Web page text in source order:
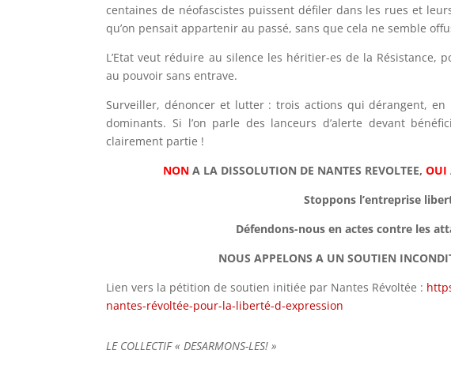
centaines de néofascistes puissent défilerdans les rueset
qu’on pensait appartenir au passé, sans que cela ne semble
L’Etat veut réduire au silence les héritier-es de la Résistance,
au pouvoir sans entrave.
Surveiller, dénoncer et lutter: trois actions qui dérangent, en
dominants. Si l’on parle des lanceurs d’alerte devant
clairement partie !
NONA LA DISSOLUTION DE NANTES REVOLTEE, OUI
Stoppons l’entreprise
Défendons-nous en actes contre les
NOUS APPELONS A UN SOUTIEN
Lien vers la pétition de soutien initiée par Nantes Révoltée :
nantes-révoltée-pour-la-liberté-d-expression
LE COLLECTIF « DESARMONS-LES! »